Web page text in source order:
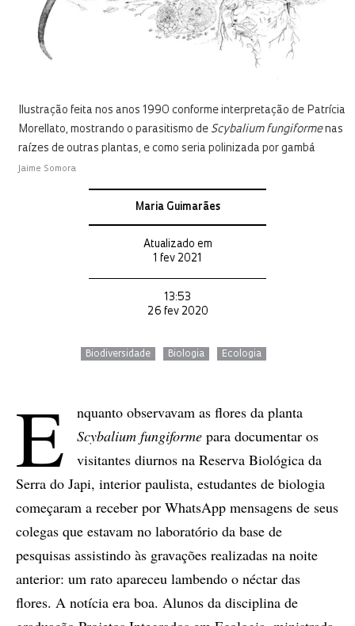
Ilustração feita nos anos 1990 conforme interpretação de Patrícia
Morellato, mostrando o parasitismo de Scybalium fungiformenas
raízes de outras plantas, e como seria polinizada por gambá
Jaime Somora
Maria Guimarães
Atualizado em
1 fev 2021
13:53
26 fev 2020
Biodiversidade Biologia Ecologia
E
nquanto observavam as flores da planta
Scybalium fungiforme para documentar os
visitantes diurnos na Reserva Biológica da
Serra do Japi, interior paulista, estudantes de biologia
começaram a receber por WhatsApp mensagens de seus
colegas que estavam no laboratório da base de
pesquisas assistindo às gravações realizadas na noite
anterior: um rato apareceu lambendo o néctar das
flores. A notícia era boa. Alunos da disciplina de